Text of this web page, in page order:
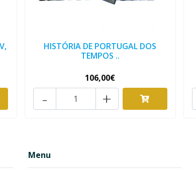
HISTÓRIA DE PORTUGAL DOS
TEMPOS ..
106,00€
+
-
Menu